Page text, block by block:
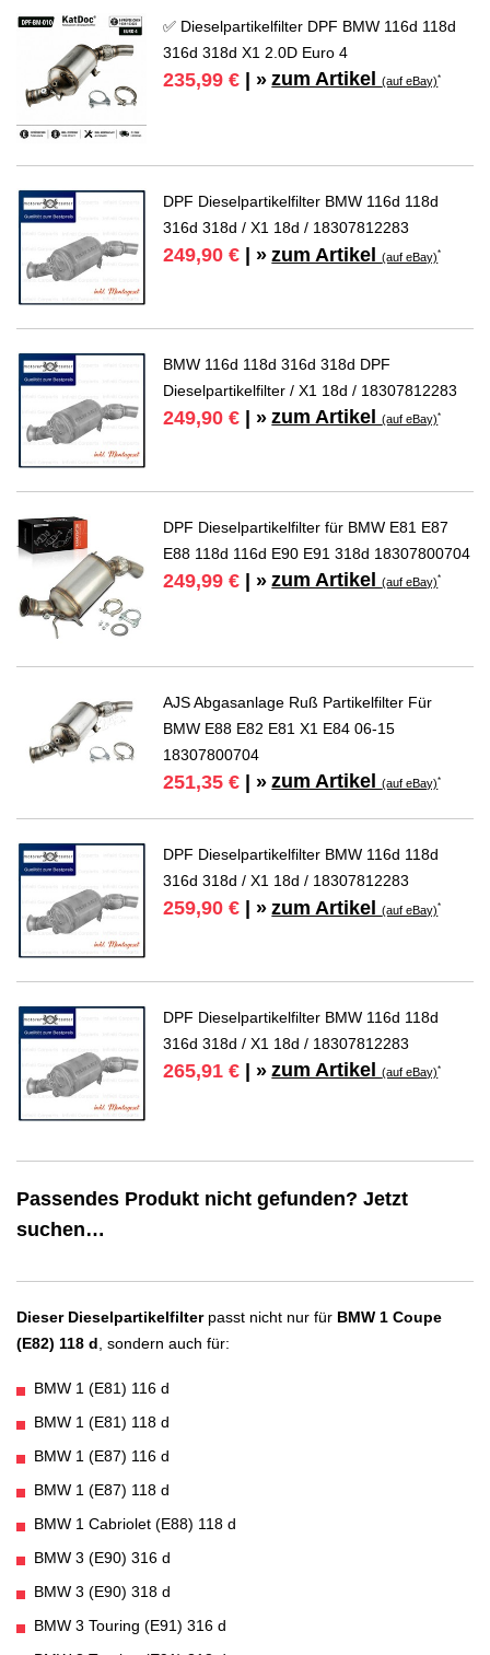
✅ Dieselpartikelfilter DPF BMW 116d 118d
316d 318d X1 2.0D Euro 4
235,99 € | » zum Artikel(auf eBay)*
DPF Dieselpartikelfilter BMW 116d 118d
316d 318d / X1 18d / 18307812283
249,90 € | » zum Artikel(auf eBay)*
BMW 116d 118d 316d 318d DPF
Dieselpartikelfilter / X1 18d / 18307812283
249,90 € | » zum Artikel(auf eBay)*
DPF Dieselpartikelfilter für BMW E81 E87
E88 118d 116d E90 E91 318d 18307800704
249,99 € | » zum Artikel(auf eBay)*
AJS Abgasanlage Ruß Partikelfilter Für
BMW E88 E82 E81 X1 E84 06-15
18307800704
251,35 € | » zum Artikel(auf eBay)*
DPF Dieselpartikelfilter BMW 116d 118d
316d 318d / X1 18d / 18307812283
259,90 € | » zum Artikel(auf eBay)*
DPF Dieselpartikelfilter BMW 116d 118d
316d 318d / X1 18d / 18307812283
265,91 € | » zum Artikel(auf eBay)*
Passendes Produkt nicht gefunden? Jetzt
suchen…
Dieser Dieselpartikelfilterpasst nicht nur für BMW 1 Coupe
(E82) 118 d , sondern auch für:
BMW 1 (E81) 116 d
BMW 1 (E81) 118 d
BMW 1 (E87) 116 d
BMW 1 (E87) 118 d
BMW 1 Cabriolet (E88) 118 d
BMW 3 (E90) 316 d
BMW 3 (E90) 318 d
BMW 3 Touring (E91) 316 d